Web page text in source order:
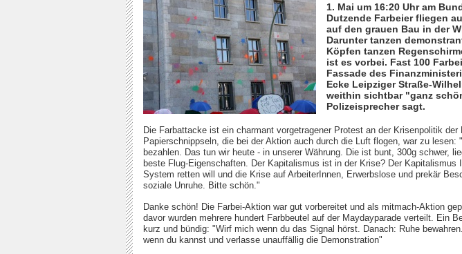
1. Mai um 16:20 Uhr am
Dutzende Farbeier fliegen
auf den grauen Bau in der
Darunter tanzen
Köpfen tanzen
ist es vorbei. Fast 100
Fassade des
Ecke Leipziger Straße-
weithin sichtbar "ganz
Polizeisprecher sagt.
Die Farbattacke ist ein charmant vorgetragener Protest an der Krisenpolitik der
Papierschnippseln, die bei der Aktion auch durch die Luft flogen, war zu lesen:
bezahlen. Das tun wir heute - in unserer Währung. Die ist bunt, 300g schwer,
beste Flug-Eigenschaften. Der Kapitalismus ist in der Krise? Der Kapitalismus
System retten will und die Krise auf ArbeiterInnen, Erwerbslose und prekär
soziale Unruhe. Bitte schön."
Danke schön! Die Farbei-Aktion war gut vorbereitet und als mitmach-Aktion
davor wurden mehrere hundert Farbbeutel auf der Maydayparade verteilt. Ein
kurz und bündig: "Wirf mich wenn du das Signal hörst. Danach: Ruhe
wenn du kannst und verlasse unauffällig die Demonstration"